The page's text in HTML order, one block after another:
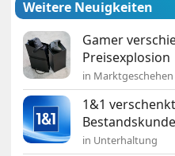
Weitere Neuigkeiten
Gamer
Preisexplosion
in Marktgeschehen
1&1
in Unterhaltung